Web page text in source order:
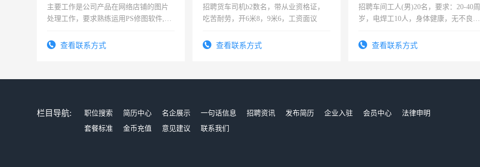
主要工作是公司产品在网络店铺的图片
处理工作，要求熟练运用PS修图软件,工
查看联系方式
招聘货车司机b2数名，带从业资格证，
吃苦耐劳，开6米8，9米6，工资面议
查看联系方式
招聘车间工人(男)20名，要求：20-40周
岁，电焊工10人，身体健康，无不良嗜
宿，免费发放劳保用品，两班倒，每月
查看联系方式
栏目导航: 职位搜索 简历中心 名企展示 一句话信息 招聘资讯 发布简历 企业入驻 会员中心
法律申明
套餐标准
金币充值 意见建议 联系我们